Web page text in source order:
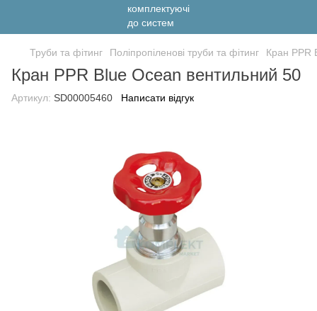
Труби та фітинг Поліпропіленові труби та фітинг Кран PPR
Кран PPR Blue Ocean вентильний 50
Артикул: SD00005460 Написати відгук